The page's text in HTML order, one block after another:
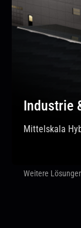
Industrie
Mittelskala
Weitere